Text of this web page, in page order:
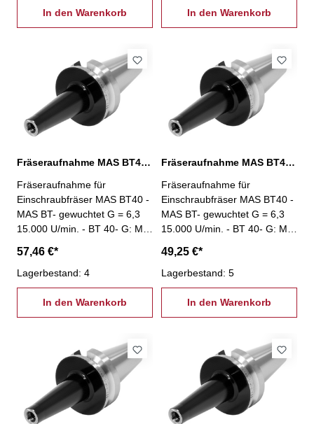
In den Warenkorb In den Warenkorb
Fräseraufnahme MAS BT40, M8 / L: 100 mm
Fräseraufnahme für
Einschraubfräser MAS BT40 -
MAS BT- gewuchtet G = 6,3
15.000 U/min. - BT 40- G: M8
57,46 €*
Lagerbestand: 4
In den Warenkorb
Fräseraufnahme MAS BT40, M8 / L: 50 mm
Fräseraufnahme für
Einschraubfräser MAS BT40 -
MAS BT- gewuchtet G = 6,3
15.000 U/min. - BT 40- G: M8
49,25 €*
Lagerbestand: 5
In den Warenkorb